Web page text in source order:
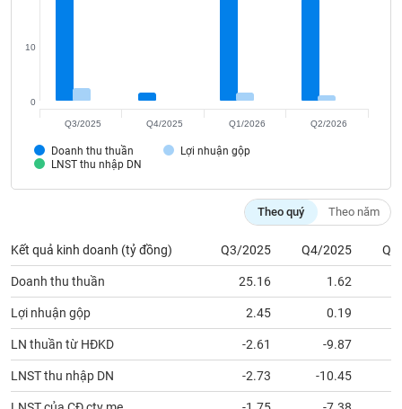
Doanh thu thuần
Lợi nhuận gộp
LNST thu nhập DN
0
10
Q3/2025 Q4/2025 Q1/2026 Q2/2026
Theo quý Theo năm
Kết quả kinh doanh (tỷ đồng) Q3/2025 Q4/2025
Doanh thu thuần 25.16 1.62
Lợi nhuận gộp 2.45 0.19
LN thuần từ HĐKD -2.61 -9.87
LNST thu nhập DN -2.73 -10.45
chứng
Tất cả Cổ phiếu Chỉ số Chứng chỉ quỹ Chứng
Lãnh
(-)
Tin
tức
(-)
Bài
viết
của